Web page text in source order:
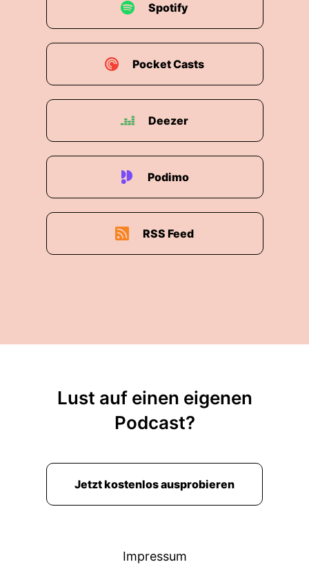
Spotify
Pocket Casts
Deezer
Podimo
RSS Feed
Lust auf einen eigenen
Podcast?
Jetzt kostenlos ausprobieren
Impressum